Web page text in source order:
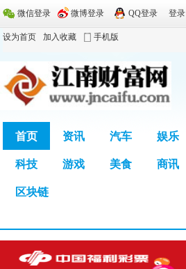
微信登录 微博登录 QQ登录 登录
设为首页 加入收藏 手机版
首页 资讯 汽车 娱乐
科技 游戏 美食 商讯
区块链